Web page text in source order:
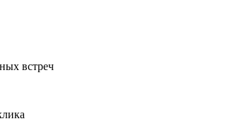
встреч